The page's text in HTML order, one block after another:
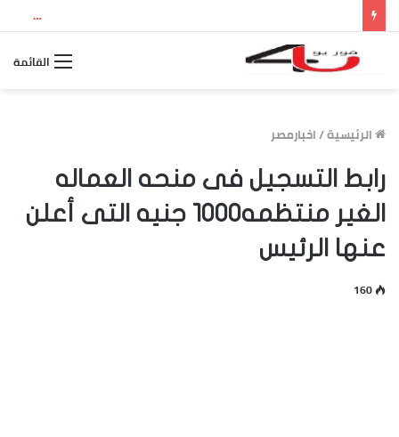
نتيجة الثانوية العامة 2026 بالاسم ورقم الجلوس.. استعلم الآن عن درجاتك والمجموع الكلي
القائمة
الرئيسية/اخبارمصر
رابط التسجيل فى منحه العماله
الغير منتظمه1000 جنيه التى أعلن
عنها الرئيس
160